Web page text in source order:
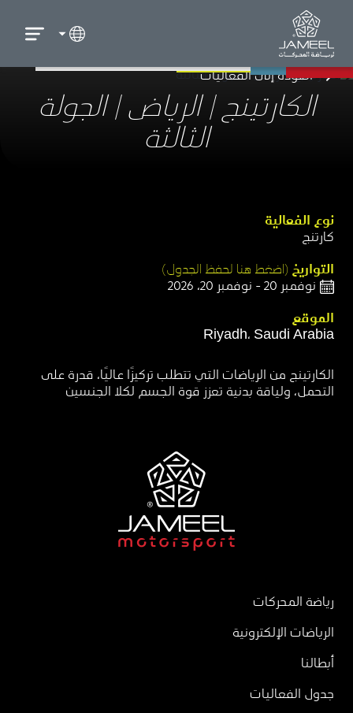
العودة إلى الفعاليات
الكارتينج | الرياض | الجولة
الثالثة
نوع الفعالية​
كارتنج
التواريخ (اضغط هنا لحفظ الجدول)​
نوفمبر 20 - نوفمبر 20، 2026
الموقع​
Riyadh، Saudi Arabia
الكارتينج من الرياضات التي تتطلب تركيزًا عاليًا، قدرة على
التحمل، ولياقة بدنية تعزز قوة الجسم لكلا الجنسين
رياضة المحركات
الرياضات الإلكترونية
أبطالنا
جدول الفعاليات